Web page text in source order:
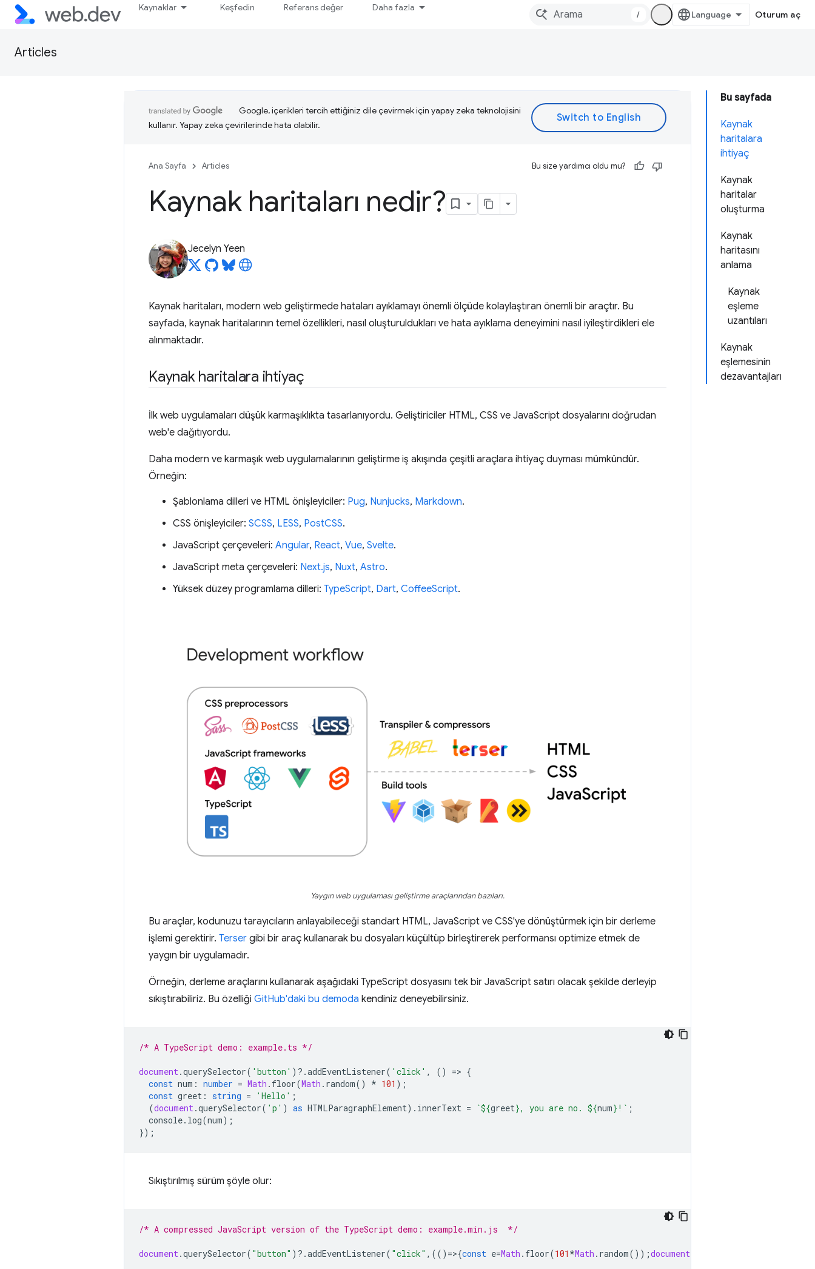
Kaynaklar Keşfedin Referans değer Daha fazla
/ Oturum aç
Articles
Bu sayfada
Kaynak
haritalara
ihtiyaç
Kaynak
haritalar
oluşturma
Kaynak
haritasını
anlama
Kaynak
eşleme
uzantıları
Kaynak
eşlemesinin
dezavantajları
Google, içerikleri tercih ettiğiniz dile çevirmek için yapay zeka teknolojisini
kullanır. Yapay zeka çevirilerinde hata olabilir.
Ana Sayfa Articles Bu size yardımcı oldu mu?
Kaynak haritaları nedir?
Jecelyn Yeen
Kaynak haritaları, modern web geliştirmede hataları ayıklamayı önemli ölçüde kolaylaştıran önemli bir araçtır. Bu
sayfada, kaynak haritalarının temel özellikleri, nasıl oluşturuldukları ve hata ayıklama deneyimini nasıl iyileştirdikleri ele
alınmaktadır.
Kaynak haritalara ihtiyaç
İlk web uygulamaları düşük karmaşıklıkta tasarlanıyordu. Geliştiriciler HTML, CSS ve JavaScript dosyalarını doğrudan
web'e dağıtıyordu.
Daha modern ve karmaşık web uygulamalarının geliştirme iş akışında çeşitli araçlara ihtiyaç duyması mümkündür.
Örneğin:
Şablonlama dilleri ve HTML önişleyiciler: Pug, Nunjucks, Markdown.
CSS önişleyiciler: SCSS, LESS, PostCSS.
JavaScript çerçeveleri: Angular, React, Vue, Svelte.
JavaScript meta çerçeveleri: Next.js, Nuxt, Astro.
Yüksek düzey programlama dilleri: TypeScript, Dart, CoffeeScript.
Yaygın web uygulaması geliştirme araçlarından bazıları.
Bu araçlar, kodunuzu tarayıcıların anlayabileceği standart HTML, JavaScript ve CSS'ye dönüştürmek için bir derleme
işlemi gerektirir. Terser gibi bir araç kullanarak bu dosyaları küçültüp birleştirerek performansı optimize etmek de
yaygın bir uygulamadır.
Örneğin, derleme araçlarını kullanarak aşağıdaki TypeScript dosyasını tek bir JavaScript satırı olacak şekilde derleyip
sıkıştırabiliriz. Bu özelliği GitHub'daki bu demoda kendiniz deneyebilirsiniz.
/* A TypeScript demo: example.ts */
document.querySelector( 'button' ) ? .addEventListener( 'click' , () => {
const num : number = Math . floor(Math . random() * 101 );
const greet : string = 'Hello' ;
(document.querySelector( 'p' ) as HTMLParagraphElement). innerText = `${greet}, you are no. ${num} !` ;
console. log(num);
});
Sıkıştırılmış sürüm şöyle olur:
/* A compressed JavaScript version of the TypeScript demo: example.min.js  */
document.querySelector( "button" ) ? .addEventListener( "click" ,(() =>{const e=Math . floor(101 *Math . random());document